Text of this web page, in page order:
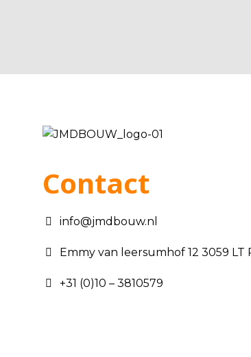
Contact
info@jmdbouw.nl
Emmy van leersumhof 12 3059 LT
+31 (0)10 – 3810579